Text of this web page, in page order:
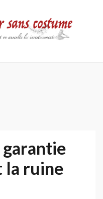
confidentialité
garantie
la ruine